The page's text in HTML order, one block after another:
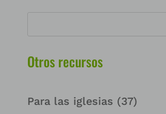
Otros recursos
Para las iglesias (37)